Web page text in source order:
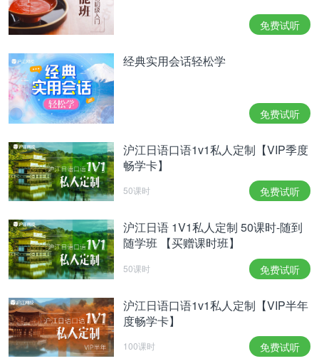
免费试听
经典实用会话轻松学
免费试听
沪江日语口语1v1私人定制【VIP季度
畅学卡】
50课时 免费试听
沪江日语 1V1私人定制 50课时-随到
随学班 【买赠课时班】
50课时 免费试听
沪江日语口语1v1私人定制【VIP半年
度畅学卡】
100课时 免费试听